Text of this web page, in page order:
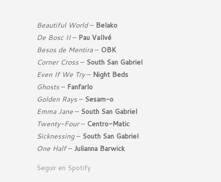
Beautiful World– Belako
De Bosc II– Pau Vallvé
Besos de Mentira– OBK
Corner Cross– South San Gabriel
Even If We Try– Night Beds
Ghosts– Fanfarlo
Golden Rays– Sesam-o
Emma Jane – South San Gabriel
Twenty-Four– Centro-Matic
Sicknessing– South San Gabriel
One Half– Julianna Barwick
Seguir en Spotify